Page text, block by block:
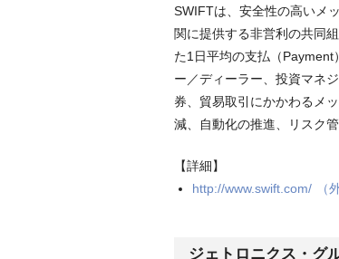
SWIFTは、安全性の高いメ
関に提供する非営利の共同
た1日平均の支払（
ー／ディーラー、投資マネ
券、貿易取引にかかわるメ
減、自動化の推進、リスク
【詳細】
http://www.swift.com/
（
ジェトロニクス・グ